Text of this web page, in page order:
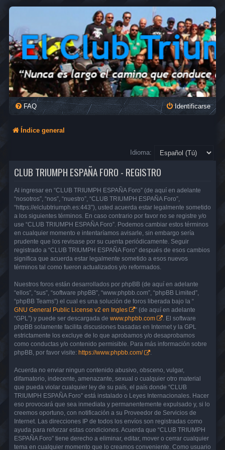
FAQ Identificarse
Índice general
Idioma:
CLUB TRIUMPH ESPAÑA FORO - REGISTRO
Al ingresar en “CLUB TRIUMPH ESPAÑA Foro” (de aquí en adelante
“nosotros”, “nos”, “nuestro”, “CLUB TRIUMPH ESPAÑA Foro”,
“https://elclubtriumph.es:443”), usted acuerda estar legalmente sometido
a los siguientes términos. En caso contrario por favor no se registre y/o
use “CLUB TRIUMPH ESPAÑA Foro”. Podemos cambiar estos términos
en cualquier momento e intentaríamos avisarle, sin embargo sería
prudente que los revisase por su cuenta periódicamente. Seguir
registrado a “CLUB TRIUMPH ESPAÑA Foro” después de esos cambios
significa que acuerda estar legalmente sometido a esos nuevos
términos tal como fueron actualizados y/o reformados.
Nuestros foros están desarrollados por phpBB (de aquí en adelante
“ellos”, “sus”, “software phpBB”, “www.phpbb.com”, “phpBB Limited”,
“phpBB Teams”) el cual es una solución de foros liberada bajo la “
GNU General Public License v2 en Ingles
” (de aquí en adelante
“GPL”) y puede ser descargada de www.phpbb.com
. El software
phpBB solamente facilita discusiones basadas en Internet y la GPL
estrictamente los excluye de lo que aprobamos y/o desaprobamos
como conductas y/o contenido permisible. Para más información sobre
phpBB, por favor visite: https://www.phpbb.com/ .
Acuerda no enviar ningun contenido abusivo, obsceno, vulgar,
difamatorio, indecente, amenazante, sexual o cualquier otro material
que pueda violar cualquier ley de su país, el país donde “CLUB
TRIUMPH ESPAÑA Foro” está instalado o Leyes Internacionales. Hacer
eso provocará que sea inmediata y permanentemente expulsado y, si lo
creemos oportuno, con notificación a su Proveedor de Servicios de
Internet. Las direcciones IP de todos los envíos son registradas como
ayuda para reforzar estas condiciones. Acuerda que “CLUB TRIUMPH
ESPAÑA Foro” tiene derecho a eliminar, editar, mover o cerrar cualquier
tema en cualquier momento que lo creamos conveniente. Como usuario